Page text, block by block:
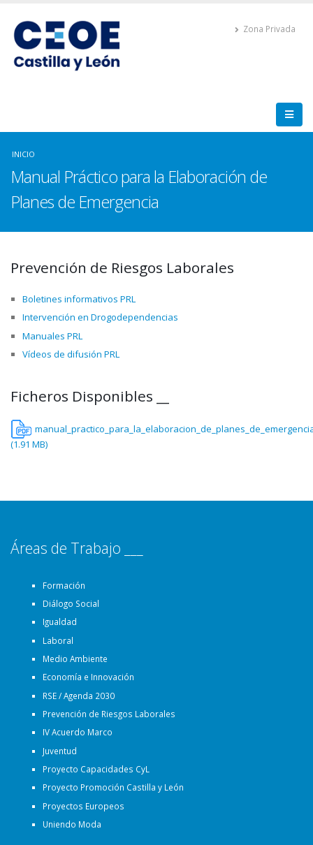
Zona Privada
INICIO
Manual Práctico para la Elaboración de
Planes de Emergencia
Prevención de Riesgos Laborales
Boletines informativos PRL
Intervención en Drogodependencias
Manuales PRL
Vídeos de difusión PRL
Ficheros Disponibles __
(1.91 MB)
Áreas de Trabajo ___
Formación
Diálogo Social
Igualdad
Laboral
Medio Ambiente
Economía e Innovación
RSE / Agenda 2030
Prevención de Riesgos Laborales
IV Acuerdo Marco
Juventud
Proyecto Capacidades CyL
Proyecto Promoción Castilla y León
Proyectos Europeos
Uniendo Moda